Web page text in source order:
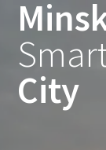
City